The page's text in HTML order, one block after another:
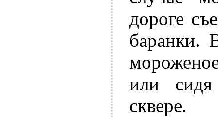
дороге
баранки.
или
сквере.